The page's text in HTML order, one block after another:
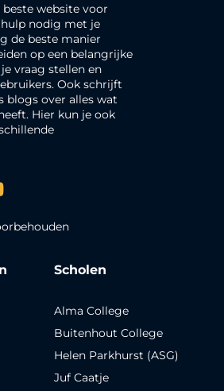
beste website voor
hulp nodig met je
de beste manier
op een belangrijke
vraag stellen en
Ook schrijft
blogs over alles wat
Hier kun je ook
Scholen
Alma College
Buitenhout College
Helen Parkhurst (ASG)
Juf Caatje